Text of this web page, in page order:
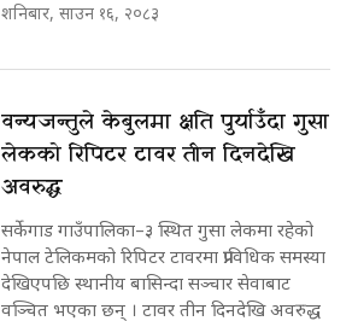
शनिबार, साउन १६, २०८३
वन्यजन्तुले केबुलमा क्षति पुर्याउँदा गुसा
लेकको रिपिटर टावर तीन दिनदेखि
अवरुद्ध
सर्केगाड गाउँपालिका–३ स्थित गुसा लेकमा रहेको
नेपाल टेलिकमको रिपिटर टावरमा प्राविधिक समस्या
देखिएपछि स्थानीय बासिन्दा सञ्चार सेवाबाट
वञ्चित भएका छन् । टावर तीन दिनदेखि अवरुद्ध